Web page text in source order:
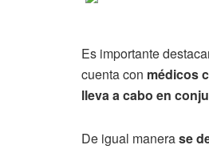
Es importante
cuenta con médicos
lleva a cabo en
De igual manerase